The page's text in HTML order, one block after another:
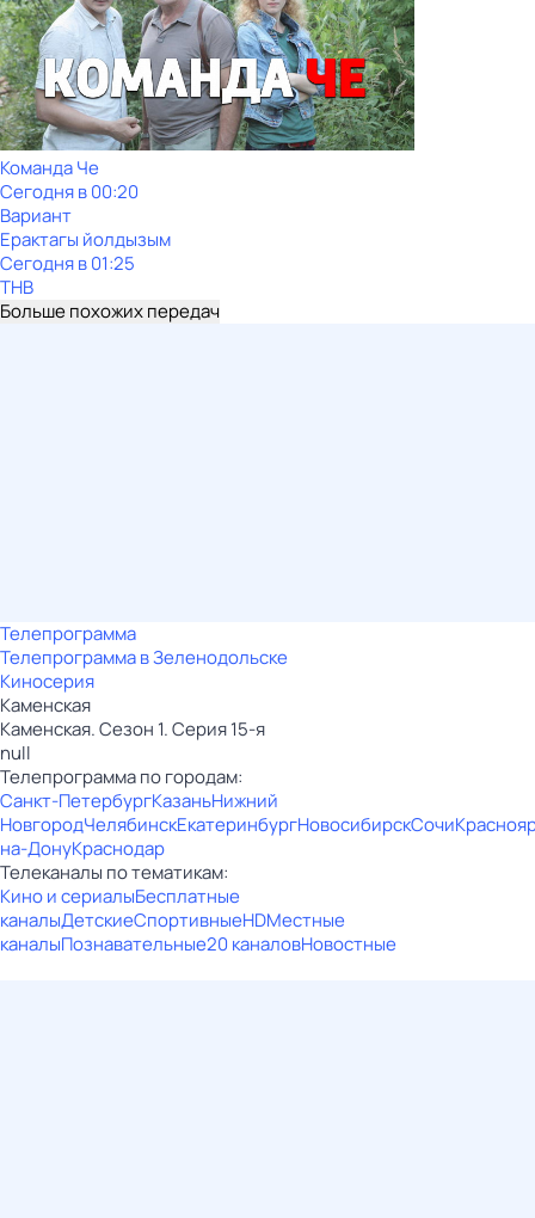
Команда Че
Сегодня в 00:20
Вариант
Ерактагы йолдызым
Сегодня в 01:25
ТНВ
Больше похожих передач
Телепрограмма
Телепрограмма в Зеленодольске
Киносерия
Каменская
Каменская. Сезон 1. Серия 15-я
null
Телепрограмма по городам:
Санкт-ПетербургКазаньНижний
НовгородЧелябинскЕкатеринбургНовосибирскСочи
на-ДонуКраснодар
Телеканалы по тематикам:
Кино и сериалыБесплатные
каналыДетскиеСпортивныеHDМестные
каналыПознавательные20 каналовНовостные